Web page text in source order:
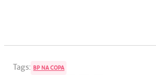
Tags: BP NA COPA